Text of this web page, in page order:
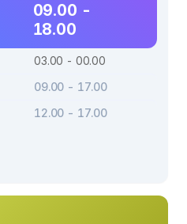
09.00 -
18.00
03.00 - 00.00
09.00 - 17.00
12.00 - 17.00